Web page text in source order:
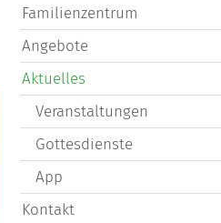
Familienzentrum
Angebote
Aktuelles
Veranstaltungen
Gottesdienste
App
Kontakt